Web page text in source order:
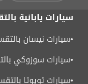
سيارات يابانية
•سيارات نيسان
•سيارات سوزوكي
•سيارات تويوتا